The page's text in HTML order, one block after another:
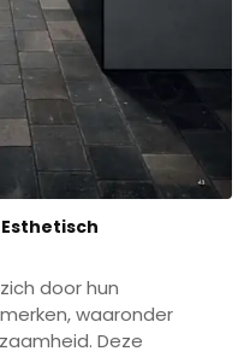
door hun
waaronder
Deze